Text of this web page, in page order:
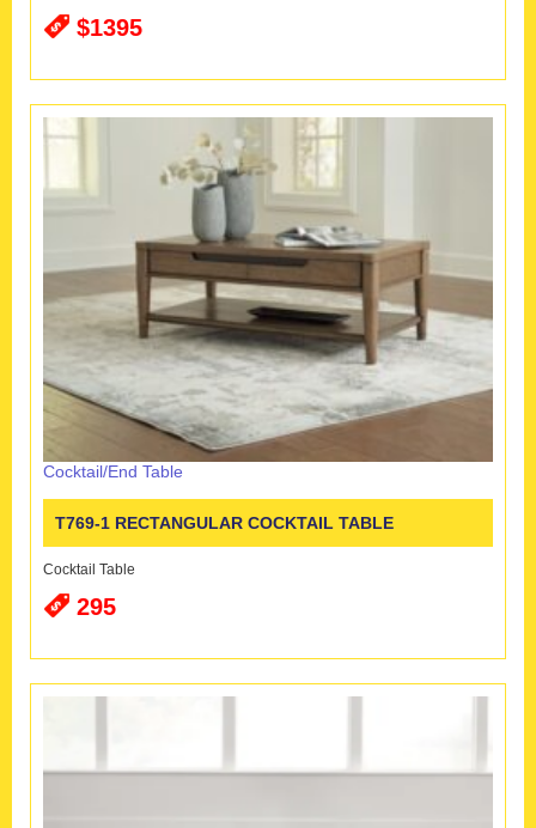
$1395
Cocktail/End Table
T769-1 RECTANGULAR COCKTAIL TABLE
Cocktail Table
295